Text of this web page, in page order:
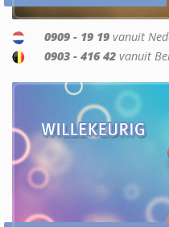
0909 - 19 19 vanuit
0903 - 416 42 vanuit